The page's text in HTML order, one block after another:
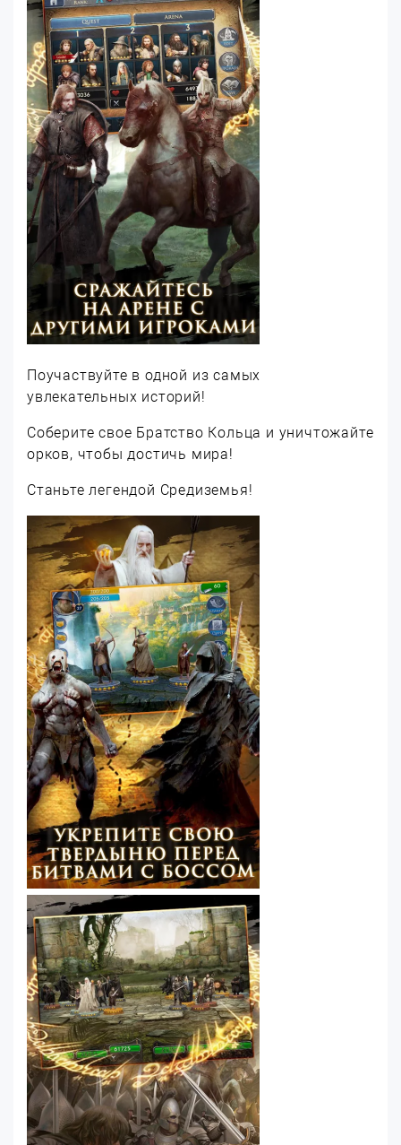
Поучаствуйте в одной из самых
увлекательных историй!
Соберите свое Братство Кольца и уничтожайте
орков, чтобы достичь мира!
Станьте легендой Средиземья!